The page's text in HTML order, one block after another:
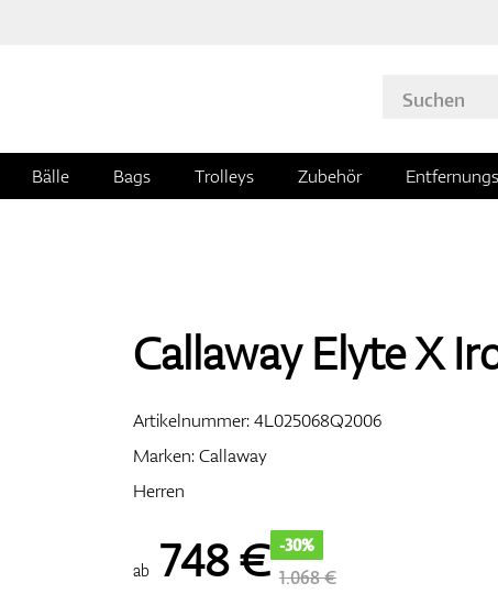
Bälle Bags Trolleys Zubehör
Callaway Elyte X
Artikelnummer:4L025068Q2006
Marken:Callaway
Herren
ab 748€ -30%
1.068 €